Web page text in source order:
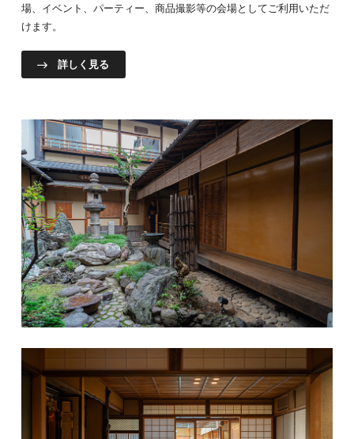
場、イベント、パーティー、商品撮影等の会場としてご利用いただ
けます。
詳しく見る